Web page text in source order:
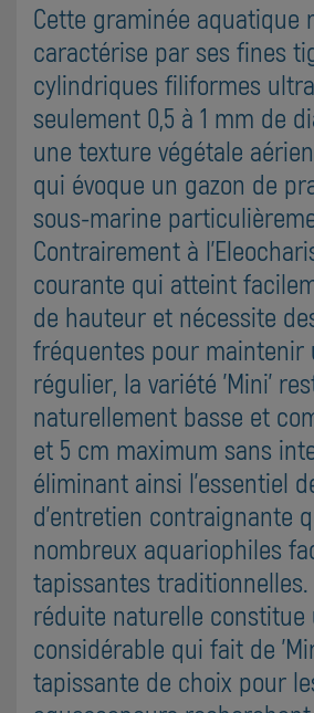
Cette graminée aquatique
caractérise par ses fines
cylindriques filiformes
seulement 0,5 à 1 mm de
une texture végétale
qui évoque un gazon de
sous-marine
Contrairement à
courante qui atteint
de hauteur et nécessite
fréquentes pour maintenir
régulier, la variété 'Mini'
naturellement basse et
et 5 cm maximum sans
éliminant ainsi l'essentiel
d'entretien contraignante
nombreux aquariophiles
tapissantes
réduite naturelle constitue
considérable qui fait de
tapissante de choix pour